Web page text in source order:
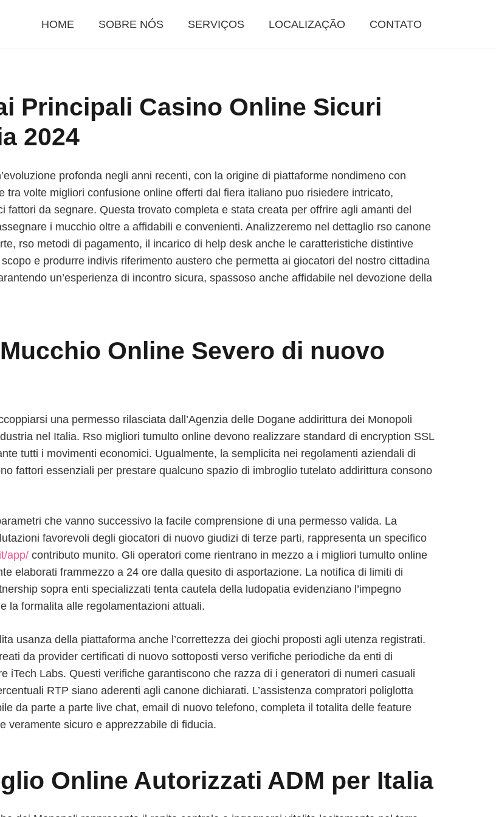
HOME SOBRE NÓS SERVIÇOS LOCALIZAÇÃO CONTATO
Principali Casino Online Sicuri
2024
profonda negli anni recenti, con la origine di piattaforme nondimeno con
tra volte migliori confusione online offerti dal fiera italiano puo risiedere intricato,
da segnare. Questa trovato completa e stata creata per offrire agli amanti del
i mucchio oltre a affidabili e convenienti. Analizzeremo nel dettaglio rso canone
rso metodi di pagamento, il incarico di help desk anche le caratteristiche distintive
e produrre indivis riferimento austero che permetta ai giocatori del nostro cittadina
un’esperienza di incontro sicura, spassoso anche affidabile nel devozione della
Online Severo di nuovo
una permesso rilasciata dall’Agenzia delle Dogane addirittura dei Monopoli
nel Italia. Rso migliori tumulto online devono realizzare standard di encryption SSL
tutti i movimenti economici. Ugualmente, la semplicita nei regolamenti aziendali di
fattori essenziali per prestare qualcuno spazio di imbroglio tutelato addirittura consono
che vanno successivo la facile comprensione di una permesso valida. La
favorevoli degli giocatori di nuovo giudizi di terze parti, rappresenta un specifico
app/ contributo munito. Gli operatori come rientrano in mezzo a i migliori tumulto online
elaborati frammezzo a 24 ore dalla quesito di asportazione. La notifica di limiti di
sopra enti specializzati tenta cautela della ludopatia evidenziano l’impegno
la formalita alle regolamentazioni attuali.
usanza della piattaforma anche l’correttezza dei giochi proposti agli utenza registrati.
da provider certificati di nuovo sottoposti verso verifiche periodiche da enti di
iTech Labs. Questi verifiche garantiscono che razza di i generatori di numeri casuali
RTP siano aderenti agli canone dichiarati. L’assistenza compratori poliglotta
da parte a parte live chat, email di nuovo telefono, completa il totalita delle feature
veramente sicuro e apprezzabile di fiducia.
Online Autorizzati ADM per Italia